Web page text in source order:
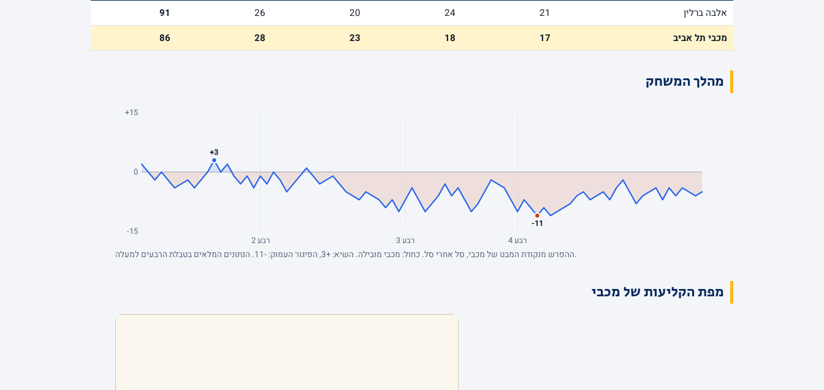
אלבה ברלין
21
24
20
26
91
מכבי תל אביב
17
18
23
28
86
מהלך המשחק
+15
0
-15
+3
-11
רבע 2 רבע 3 רבע 4
ההפרש מנקודת המבט של מכבי, סל אחרי סל. כחול: מכבי מובילה. השיא: +3, הפיגור העמוק: -11. הנתונים המלאים בטבלת הרבעים למעלה.
מפת הקליעות של מכבי